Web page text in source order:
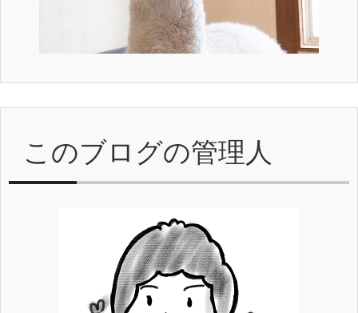
このブログの管理人